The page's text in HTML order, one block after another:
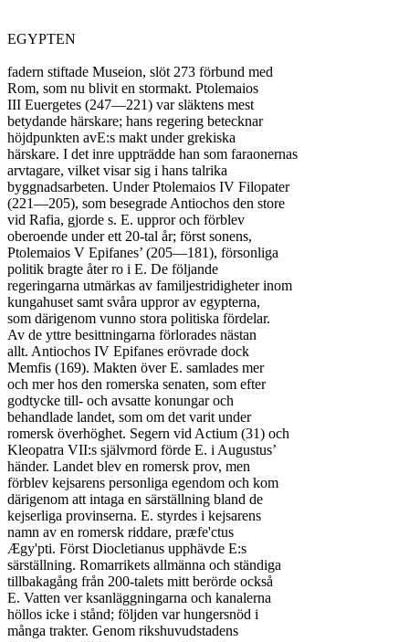
EGYPTEN
fadern stiftade Museion, slöt 273 förbund med
Rom, som nu blivit en stormakt. Ptolemaios
III Euergetes (247—221) var släktens mest
betydande härskare; hans regering betecknar
höjdpunkten avE:s makt under grekiska
härskare. I det inre uppträdde han som faraonernas
arvtagare, vilket visar sig i hans talrika
byggnadsarbeten. Under Ptolemaios IV Filopater
(221—205), som besegrade Antiochos den store
vid Rafia, gjorde s. E. uppror och förblev
oberoende under ett 20-tal år; först sonens,
Ptolemaios V Epifanes’ (205—181), försonliga
politik bragte åter ro i E. De följande
regeringarna utmärkas av familjestridigheter inom
kungahuset samt svåra uppror av egypterna,
som därigenom vunno stora politiska fördelar.
Av de yttre besittningarna förlorades nästan
allt. Antiochos IV Epifanes erövrade dock
Memfis (169). Makten över E. samlades mer
och mer hos den romerska senaten, som efter
godtycke till- och avsatte konungar och
behandlade landet, som om det varit under
romersk överhöghet. Segern vid Actium (31) och
Kleopatra VII:s självmord förde E. i Augustus’
händer. Landet blev en romersk prov, men
förblev kejsarens personliga egendom och kom
därigenom att intaga en särställning bland de
kejserliga provinserna. E. styrdes i kejsarens
namn av en romersk riddare, præfe'ctus
Ægy'pti. Först Diocletianus upphävde E:s
särställning. Romarrikets allmänna och ständiga
tillbakagång från 200-talets mitt berörde också
E. Vatten ver ksanläggningarna och kanalerna
höllos icke i stånd; följden var hungersnöd i
många trakter. Genom rikshuvudstadens